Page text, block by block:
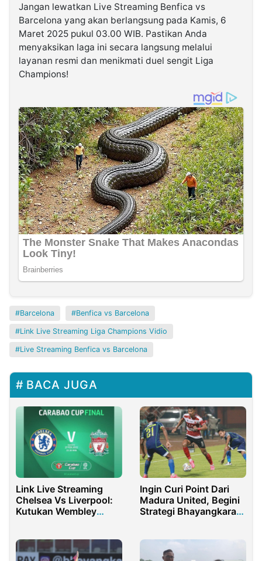
Jangan lewatkan Live Streaming Benfica vs
Barcelona yang akan berlangsung pada Kamis, 6
Maret 2025 pukul 03.00 WIB. Pastikan Anda
menyaksikan laga ini secara langsung melalui
layanan resmi dan menikmati duel sengit Liga
Champions!
Barcelona Benfica vs Barcelona
Link Live Streaming Liga Champions Vidio
Live Streaming Benfica vs Barcelona
BACA JUGA
Link Live Streaming
Chelsea Vs Liverpool:
Kutukan Wembley
Ingin Curi Point Dari
Madura United, Begini
Strategi Bhayangkara